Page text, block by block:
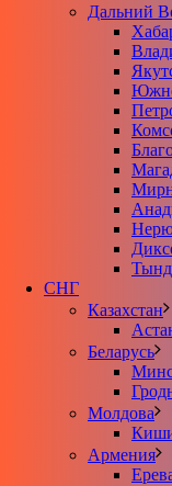
Дальний
СНГ
Казахстан
Беларусь
Молдова
Армения